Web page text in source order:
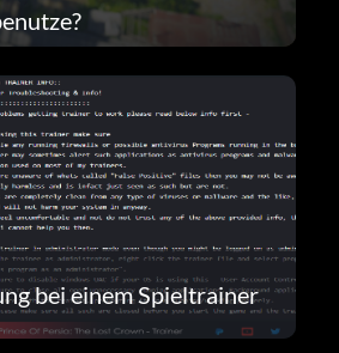
bei einem Spieltrainer